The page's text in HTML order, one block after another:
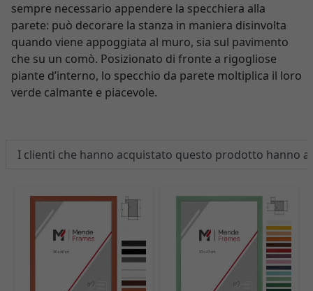
sempre necessario appendere la specchiera alla
parete: può decorare la stanza in maniera disinvolta
quando viene appoggiata al muro, sia sul pavimento
che su un comò. Posizionato di fronte a rigogliose
piante d’interno, lo specchio da parete moltiplica il loro
verde calmante e piacevole.
I clienti che hanno acquistato questo prodotto hanno